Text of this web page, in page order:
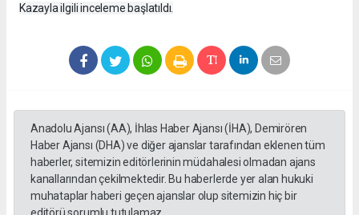
Kazayla ilgili inceleme başlatıldı.
Anadolu Ajansı (AA), İhlas Haber Ajansı (İHA), Demirören
Haber Ajansı (DHA) ve diğer ajanslar tarafından eklenen tüm
haberler, sitemizin editörlerinin müdahalesi olmadan ajans
kanallarından çekilmektedir. Bu haberlerde yer alan hukuki
muhataplar haberi geçen ajanslar olup sitemizin hiç bir